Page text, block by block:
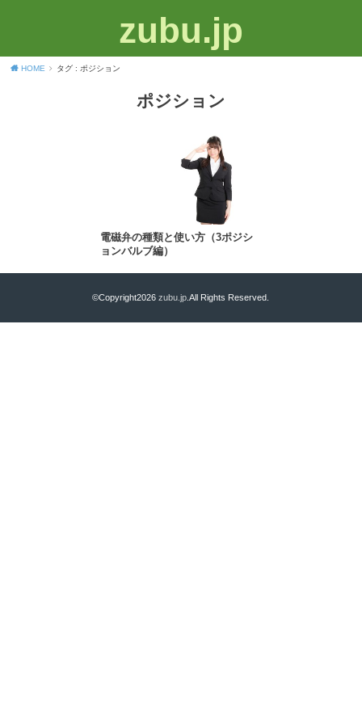
zubu.jp
HOME タグ : ポジション
ポジション
電磁弁の種類と使い方（3ポジシ
ョンバルブ編）
©Copyright2026zubu.jp.All Rights Reserved.